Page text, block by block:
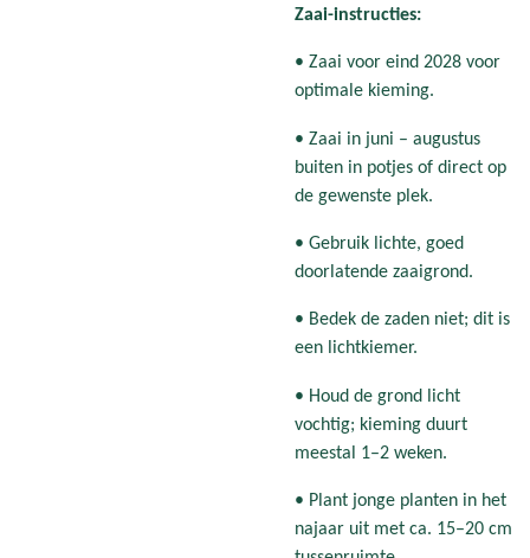
Zaai-instructies:
• Zaai voor eind 2028 voor
optimale kieming.
• Zaai in juni – augustus
buiten in potjes of direct op
de gewenste plek.
• Gebruik lichte, goed
doorlatende zaaigrond.
• Bedek de zaden niet; dit is
een lichtkiemer.
• Houd de grond licht
vochtig; kieming duurt
meestal 1–2 weken.
• Plant jonge planten in het
najaar uit met ca. 15–20 cm